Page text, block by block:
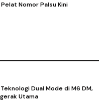
Nomor Palsu Kini
Dual Mode di M6 DM,
Utama